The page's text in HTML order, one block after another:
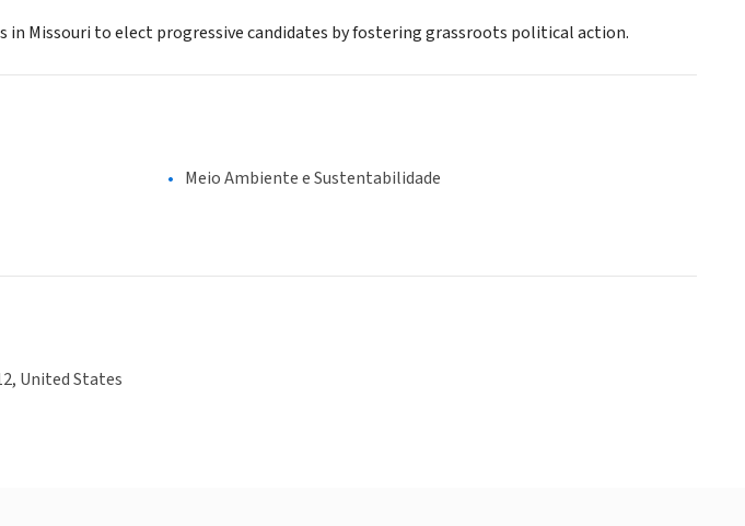
Missouri to elect progressive candidates by fostering grassroots political action.
Meio Ambiente e Sustentabilidade
United States